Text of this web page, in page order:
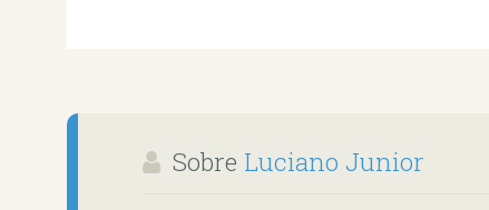
Sobre Luciano Junior